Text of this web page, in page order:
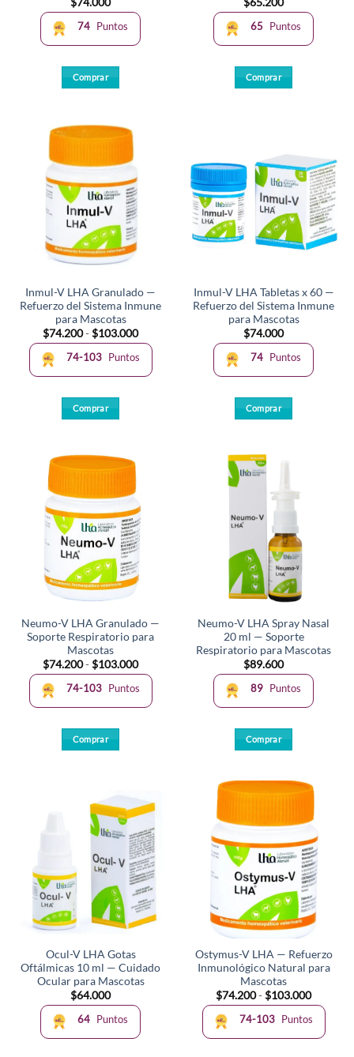
74 Puntos
Comprar
65 Puntos
Comprar
Inmul-V LHA Granulado —
Refuerzo del Sistema Inmune
para Mascotas
$74.200-$103.000Rango
de
precios:
desde
$74.200
74-103 Puntos
Comprar
tiene
múltiples
variantes.
opciones
se
pueden
elegir
en
página
de
producto
Inmul-V LHA Tabletas x 60 —
Refuerzo del Sistema Inmune
para Mascotas
$74.000
74 Puntos
Comprar
Neumo-V LHA Granulado —
Soporte Respiratorio para
Mascotas
$74.200-$103.000Rango
de
precios:
desde
$74.200
74-103 Puntos
Comprar
múltiples
variantes.
Las
opciones
se
pueden
elegir
en
página
de
producto
Neumo-V LHA Spray Nasal
20 ml — Soporte
Respiratorio para Mascotas
$89.600
89 Puntos
Comprar
Ocul-V LHA Gotas
Oftálmicas 10 ml — Cuidado
Ocular para Mascotas
$64.000
64 Puntos
Ostymus-V LHA — Refuerzo
Inmunológico Natural para
Mascotas
$74.200-$103.000Rango
de
precios:
desde
$74.200
74-103 Puntos